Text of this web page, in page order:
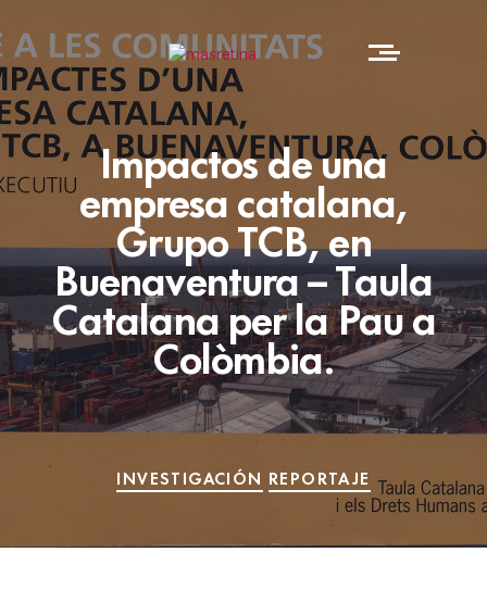
Impactos de una
empresa catalana,
Grupo TCB, en
Buenaventura – Taula
Catalana per la Pau a
Colòmbia.
INVESTIGACIÓN REPORTAJE